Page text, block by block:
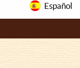
Español